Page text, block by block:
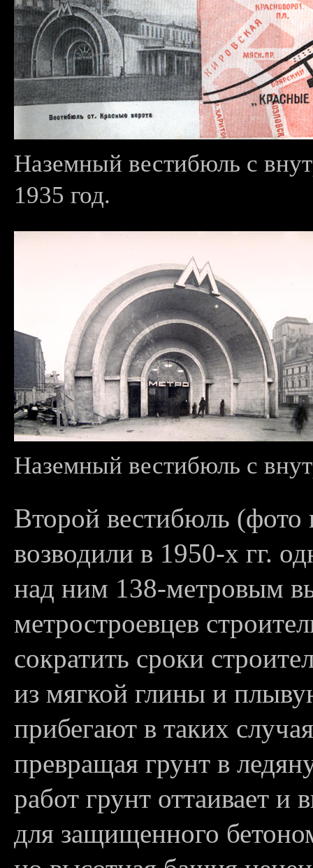
Наземный вестибюль с
1935 год.
Наземный вестибюль с
Второй вестибюль (фото
возводили в 1950-х гг.
над ним 138-метровым
метростроевцев
сократить сроки
из мягкой глины и
прибегают в таких
превращая грунт в
работ грунт оттаивает и
для защищенного